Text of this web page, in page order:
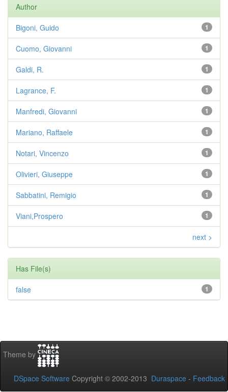
Author
1
Bigoni, Guido
1
Cuomo, Giovanni
1
Galdi, R.
1
Lagrance, F.
1
Manfredi, Giovanni
1
Mariano, Raffaele
1
Notari, Vincenzo
1
Olivieri, Giuseppe
1
Sabbatini, Remigio
1
Viani,Prospero
next >
Has File(s)
1
false
Theme by
DSpace Software Copyright © 2002-2013 Duraspace - Feedback